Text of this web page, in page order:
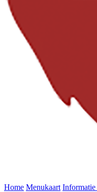
Home Menukaart Informatie